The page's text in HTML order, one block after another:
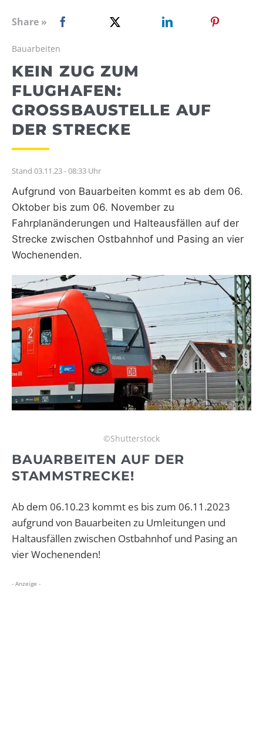
WEBRADIO
Share »
Bauarbeiten
KEIN ZUG ZUM
FLUGHAFEN:
GROSSBAUSTELLE AUF D
ER STRECKE
Stand 03.11.23 - 08:33 Uhr
Aufgrund von Bauarbeiten kommt es ab dem 06.
Oktober bis zum 06. November zu
Fahrplanänderungen und Halteausfällen auf der
Strecke zwischen Ostbahnhof und Pasing an vier
Wochenenden.
©Shutterstock
BAUARBEITEN AUF DER
STAMMSTRECKE!
Ab dem 06.10.23 kommt es bis zum 06.11.2023
aufgrund von Bauarbeiten zu Umleitungen und
Haltausfällen zwischen Ostbahnhof und Pasing an
vier Wochenenden!
- Anzeige -